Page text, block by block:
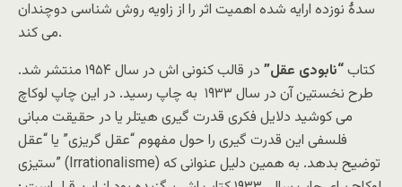
سدۀ نوزده ارایه شده اهمیت اثر را از زاویه روش شناسی دوچندان
می کند.
کتاب“نابودی عقل”
در قالب کنونی اش در سال ۱۹۵۴ منتشر شد.
طرح نخستین آن در سال ۱۹۳۳ به چاپ رسید. در این چاپ لوکاچ
می کوشید دلایل فکری قدرت گیری هیتلر یا در حقیقت مبانی
فلسفی این قدرت گیری را حول مفهوم “عقل گریزی” یا “عقل
ستیزی” (Irrationalisme) توضیح بدهد. به همین دلیل عنوانی که